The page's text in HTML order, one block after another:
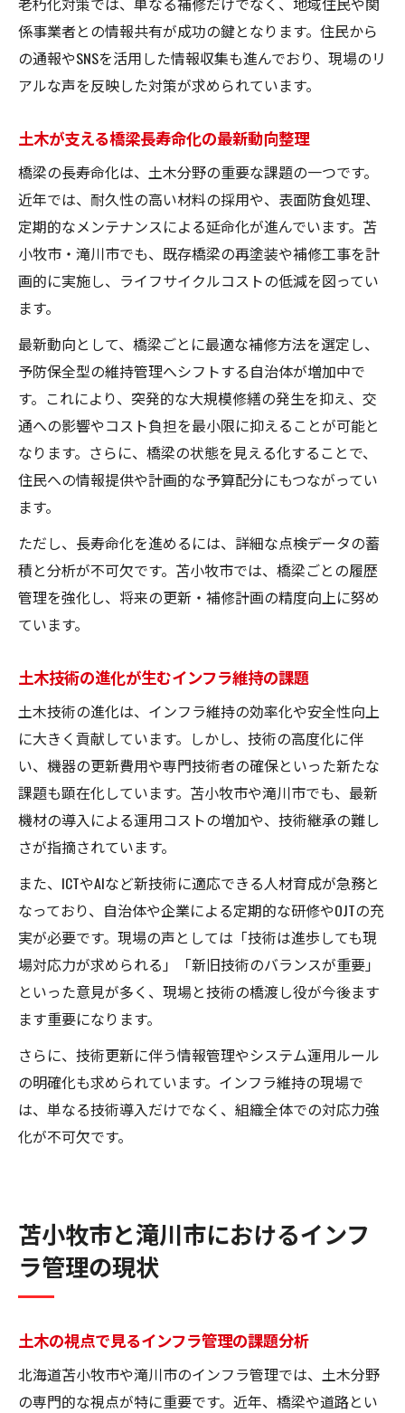
係事業者との情報共有が成功の鍵となります。住民から
の通報やSNSを活用した情報収集も進んでおり、現場のリ
アルな声を反映した対策が求められています。
土木が支える橋梁長寿命化の最新動向整理
橋梁の長寿命化は、土木分野の重要な課題の一つです。
近年では、耐久性の高い材料の採用や、表面防食処理、
定期的なメンテナンスによる延命化が進んでいます。苫
小牧市・滝川市でも、既存橋梁の再塗装や補修工事を計
画的に実施し、ライフサイクルコストの低減を図ってい
ます。
最新動向として、橋梁ごとに最適な補修方法を選定し、
予防保全型の維持管理へシフトする自治体が増加中で
す。これにより、突発的な大規模修繕の発生を抑え、交
通への影響やコスト負担を最小限に抑えることが可能と
なります。さらに、橋梁の状態を見える化することで、
住民への情報提供や計画的な予算配分にもつながってい
ます。
ただし、長寿命化を進めるには、詳細な点検データの蓄
積と分析が不可欠です。苫小牧市では、橋梁ごとの履歴
管理を強化し、将来の更新・補修計画の精度向上に努め
ています。
土木技術の進化が生むインフラ維持の課題
土木技術の進化は、インフラ維持の効率化や安全性向上
に大きく貢献しています。しかし、技術の高度化に伴
い、機器の更新費用や専門技術者の確保といった新たな
課題も顕在化しています。苫小牧市や滝川市でも、最新
機材の導入による運用コストの増加や、技術継承の難し
さが指摘されています。
また、ICTやAIなど新技術に適応できる人材育成が急務と
なっており、自治体や企業による定期的な研修やOJTの充
実が必要です。現場の声としては「技術は進歩しても現
場対応力が求められる」「新旧技術のバランスが重要」
といった意見が多く、現場と技術の橋渡し役が今後ます
ます重要になります。
さらに、技術更新に伴う情報管理やシステム運用ルール
の明確化も求められています。インフラ維持の現場で
は、単なる技術導入だけでなく、組織全体での対応力強
化が不可欠です。
苫小牧市と滝川市におけるインフ
ラ管理の現状
土木の視点で見るインフラ管理の課題分析
北海道苫小牧市や滝川市のインフラ管理では、土木分野
の専門的な視点が特に重要です。近年、橋梁や道路とい